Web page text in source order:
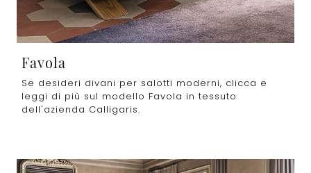
Favola
Se desideri divani per salotti moderni, clicca e
leggi di più sul modello Favola in tessuto
dell'azienda Calligaris.